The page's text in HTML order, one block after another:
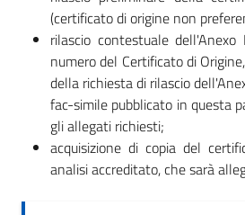
(certificato di origine non
rilascio contestuale
numero del Certificato di
della richiesta di rilascio
fac-simile pubblicato in questa
gli allegati richiesti;
acquisizione di copia del
analisi accreditato, che sarà